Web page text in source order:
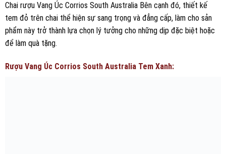
Chai rượu Vang Úc Corrios South Australia Bên cạnh đó, thiết kế
tem đỏ trên chai thể hiện sự sang trọng và đẳng cấp, làm cho sản
phẩm này trở thành lựa chọn lý tưởng cho những dịp đặc biệt hoặc
để làm quà tặng.
Rượu Vang Úc Corrios South Australia Tem Xanh: